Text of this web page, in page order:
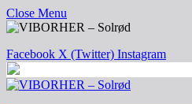
Close Menu
Facebook X (Twitter) Instagram